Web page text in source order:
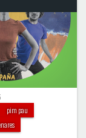
pim pau